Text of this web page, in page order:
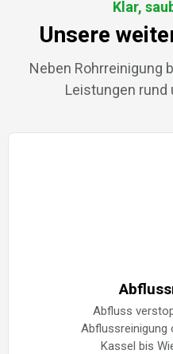
Klar,
Unsere
Neben Rohrreinigung
Leistungen rund
Abfluss
Abflussreinigung
Kassel bis